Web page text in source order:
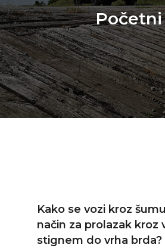
Kako se vozi kroz
način za prolazak kroz
stignem do vrha brda?